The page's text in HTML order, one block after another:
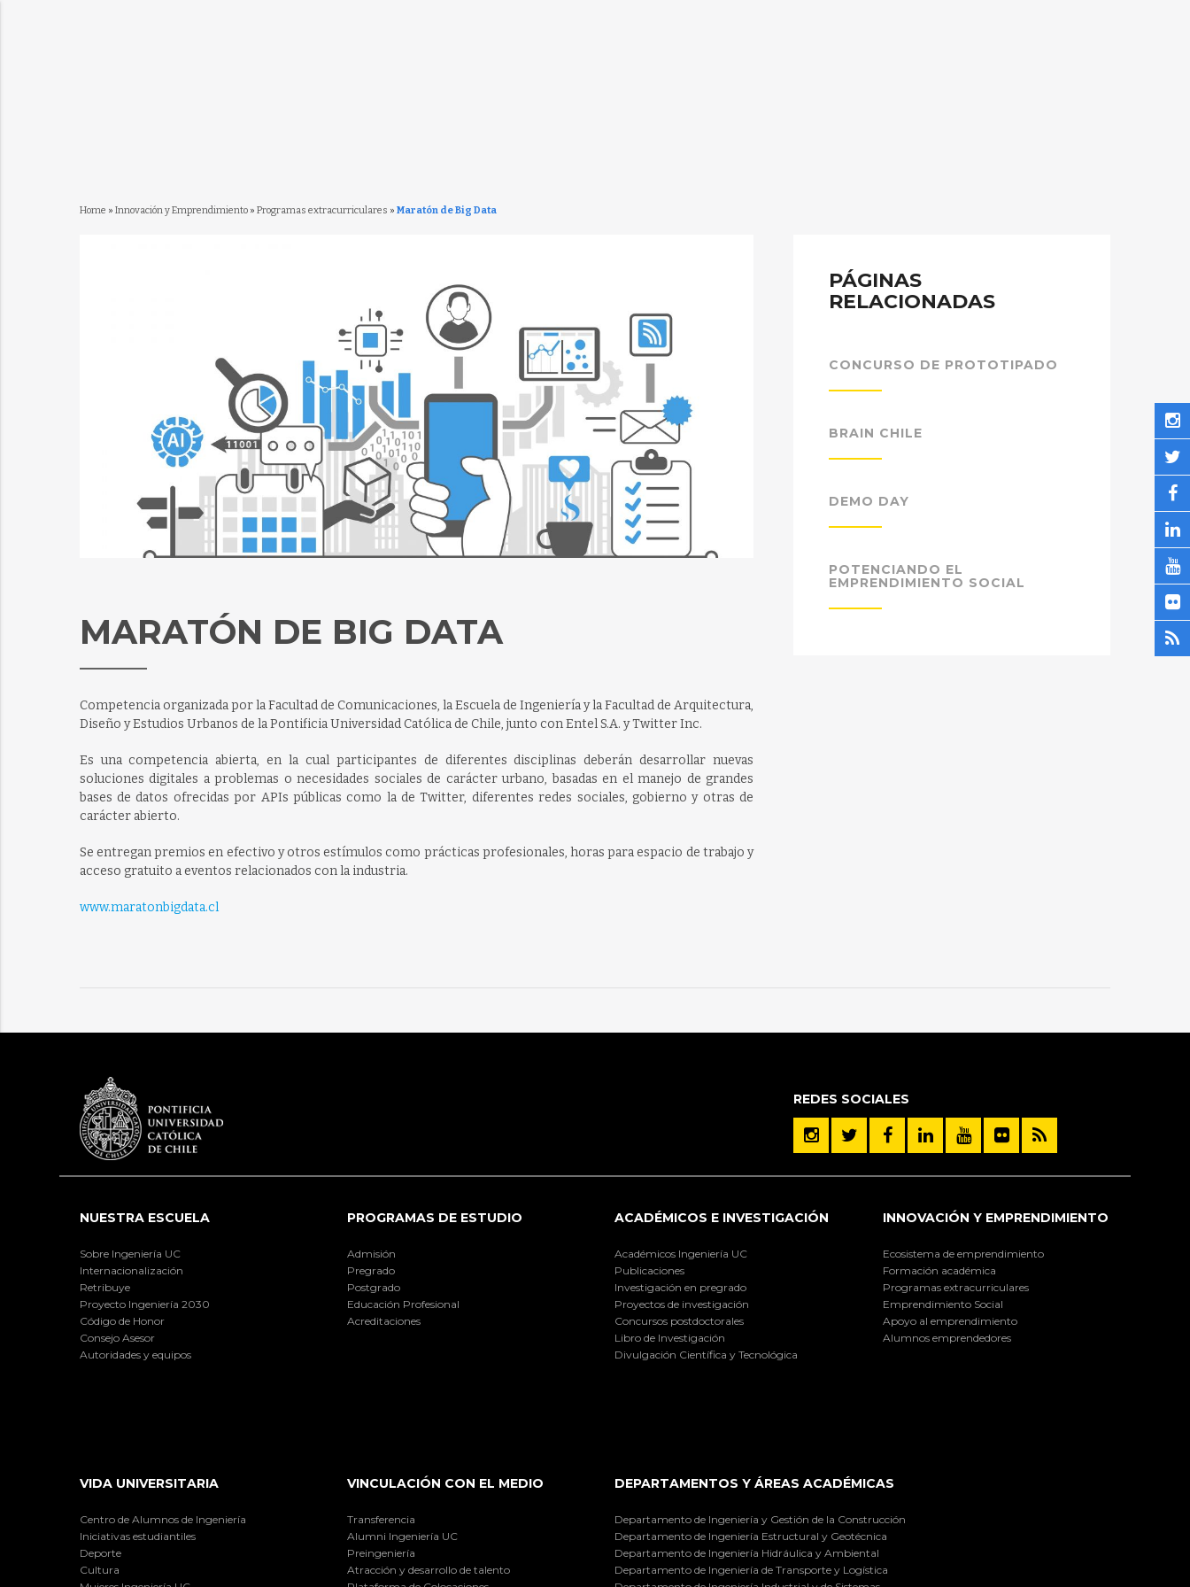
Home » Innovación y Emprendimiento» Programas extracurriculares » Maratón de Big Data
MARATÓN DE BIG DATA
Competencia organizada por la Facultad de Comunicaciones, la Escuela de Ingeniería y la Facultad de Arquitectura,
Diseño y Estudios Urbanos de la Pontificia Universidad Católica de Chile, junto con Entel S.A. y Twitter Inc.
Es una competencia abierta, en la cual participantes de diferentes disciplinas deberán desarrollar nuevas
soluciones digitales a problemas o necesidades sociales de carácter urbano, basadas en el manejo de grandes
bases de datos ofrecidas por APIs públicas como la de Twitter, diferentes redes sociales, gobierno y otras de
carácter abierto.
Se entregan premios en efectivo y otros estímulos como prácticas profesionales, horas para espacio de trabajo y
acceso gratuito a eventos relacionados con la industria.
www.maratonbigdata.cl
PÁGINAS
RELACIONADAS
CONCURSO DE PROTOTIPADO
BRAIN CHILE
DEMO DAY
POTENCIANDO EL
EMPRENDIMIENTO SOCIAL
REDES SOCIALES
NUESTRA ESCUELA
Sobre Ingeniería UC
Internacionalización
Retribuye
Proyecto Ingeniería 2030
Código de Honor
Consejo Asesor
Autoridades y equipos
PROGRAMAS DE ESTUDIO
Admisión
Pregrado
Postgrado
Educación Profesional
Acreditaciones
ACADÉMICOS E INVESTIGACIÓN
Académicos Ingeniería UC
Publicaciones
Investigación en pregrado
Proyectos de investigación
Concursos postdoctorales
Libro de Investigación
Divulgación Científica y Tecnológica
INNOVACIÓN Y EMPRENDIMIENTO
Ecosistema de emprendimiento
Formación académica
Programas extracurriculares
Emprendimiento Social
Apoyo al emprendimiento
Alumnos emprendedores
VIDA UNIVERSITARIA
Centro de Alumnos de Ingeniería
Iniciativas estudiantiles
Deporte
Cultura
VINCULACIÓN CON EL MEDIO
Transferencia
Alumni Ingeniería UC
Preingeniería
Atracción y desarrollo de talento
DEPARTAMENTOS Y ÁREAS ACADÉMICAS
Departamento de Ingeniería y Gestión de la Construcción
Departamento de Ingeniería Estructural y Geotécnica
Departamento de Ingeniería Hidráulica y Ambiental
Departamento de Ingeniería de Transporte y Logística